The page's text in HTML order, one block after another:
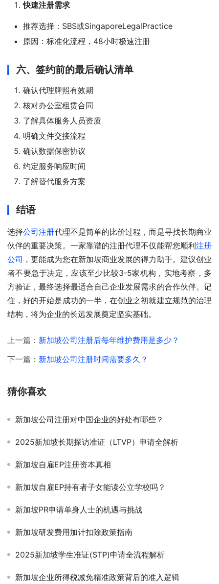
快速注册需求
推荐选择：SBS或SingaporeLegalPractice
原因：标准化流程，48小时极速注册
六、签约前的最后确认清单
确认代理牌照有效期
核对办公室租赁合同
了解具体服务人员资质
明确文件交接流程
确认数据保密协议
约定服务响应时间
了解替代服务方案
结语
选择公司注册代理不是简单的比价过程，而是寻找长期商业
伙伴的重要决策。一家靠谱的注册代理不仅能帮您顺利注册
公司 ，更能成为您在新加坡商业发展的得力助手。建议创业
者不要急于决定，应该至少比较3-5家机构，实地考察，多
方验证，最终选择最适合自己企业发展需求的合作伙伴。记
住，好的开始是成功的一半，在创业之初就建立规范的治理
结构，将为企业的长远发展奠定坚实基础。
上一篇： 新加坡公司注册后每年维护费用是多少？
下一篇： 新加坡公司注册时间需要多久？
猜你喜欢
新加坡公司注册对中国企业的好处有哪些？
2025新加坡长期探访准证（LTVP）申请全解析
新加坡自雇EP注册资本真相
新加坡自雇EP持有者子女能读公立学校吗？
新加坡PR申请单身人士的机遇与挑战
新加坡研发费用加计扣除政策指南
2025新加坡学生准证(STP)申请全流程解析
新加坡企业所得税减免精准政策背后的准入逻辑